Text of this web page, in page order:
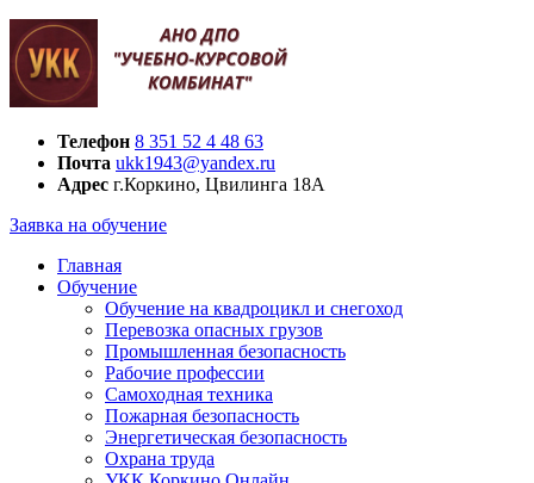
Телефон 8 351 52 4 48 63
Почта ukk1943@yandex.ru
Адрес г.Коркино, Цвилинга 18А
Заявка на обучение
Главная
Обучение
Обучение на квадроцикл и снегоход
Перевозка опасных грузов
Промышленная безопасность
Рабочие профессии
Самоходная техника
Пожарная безопасность
Энергетическая безопасность
Охрана труда